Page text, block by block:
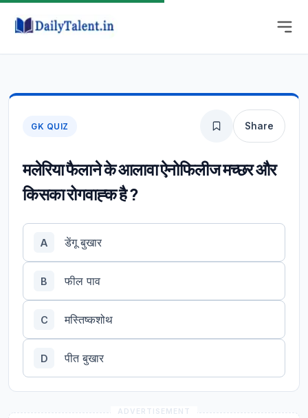
GK QUIZ Share
मलेरिया फैलाने के आलावा ऐनोफिलीज मच्छर और
किसका रोगवाह्क है ?
A डेंगू बुखार
B फील पाव
C मस्तिष्कशोथ
D पीत बुखार